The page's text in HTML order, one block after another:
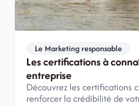
Le Marketing responsable
Les certifications à
entreprise
Découvrez les certifications
renforcer la crédibilité de